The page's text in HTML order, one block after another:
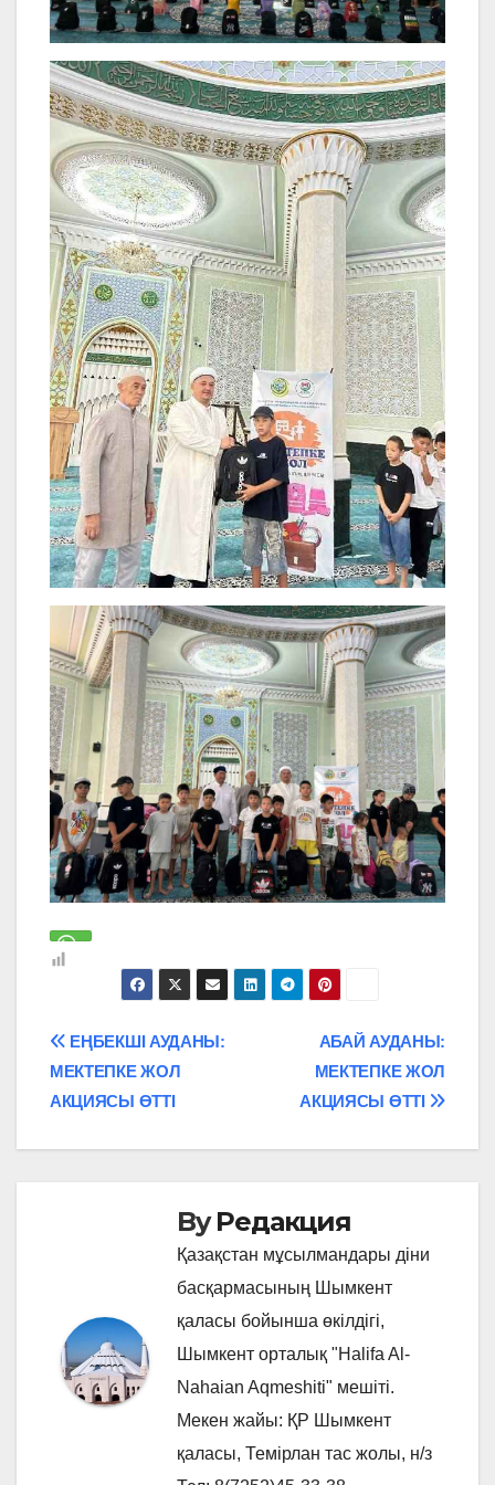
Навигация
по
записям
АБАЙ АУДАНЫ:
МЕКТЕПКЕ ЖОЛ
АКЦИЯСЫ ӨТТІ
ЕҢБЕКШІ АУДАНЫ:
МЕКТЕПКЕ ЖОЛ
АКЦИЯСЫ ӨТТІ
ByРедакция
Қазақстан мұсылмандары діни
басқармасының Шымкент
қаласы бойынша өкілдігі,
Шымкент орталық "Halifa Al-
Nahaian Aqmeshiti" мешіті.
Мекен жайы: ҚР Шымкент
қаласы, Темірлан тас жолы, н/з